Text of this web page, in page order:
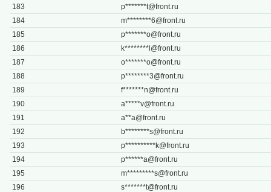
183
p*******t@front.ru
184
m********6@front.ru
185
p*******o@front.ru
186
k********l@front.ru
187
o*******o@front.ru
188
p********3@front.ru
189
f*******n@front.ru
190
a*****v@front.ru
191
a**a@front.ru
192
b********s@front.ru
193
p**********k@front.ru
194
p******a@front.ru
195
m*********s@front.ru
196
s*******t@front.ru